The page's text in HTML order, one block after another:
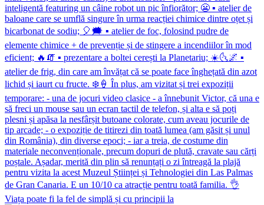
Viața poate fi la fel de simplă și cu principii la